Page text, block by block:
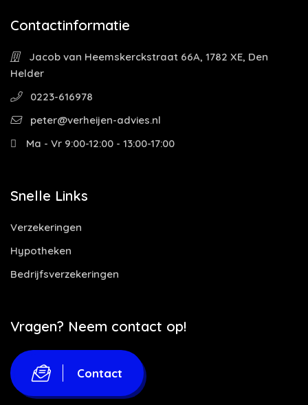
Contactinformatie
Jacob van Heemskerckstraat 66A, 1782 XE, Den
Helder
0223-616978
peter@verheijen-advies.nl
Ma - Vr 9:00-12:00 - 13:00-17:00
Snelle Links
Verzekeringen
Hypotheken
Bedrijfsverzekeringen
Vragen? Neem contact op!
Contact